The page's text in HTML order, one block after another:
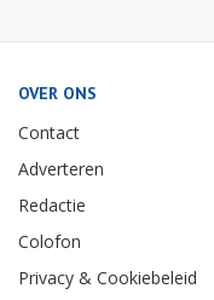
OVER ONS
Contact
Adverteren
Redactie
Colofon
Privacy & Cookiebeleid